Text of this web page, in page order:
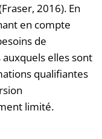
2016). En
en compte
de
elles sont
qualifiantes
limité.